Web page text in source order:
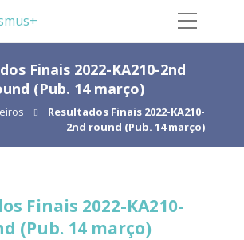
Finais 2022-KA210-2nd
(Pub. 14 março)
Resultados Finais 2022-KA210-
2nd round (Pub. 14 março)
Finais 2022-KA210-
(Pub. 14 março)